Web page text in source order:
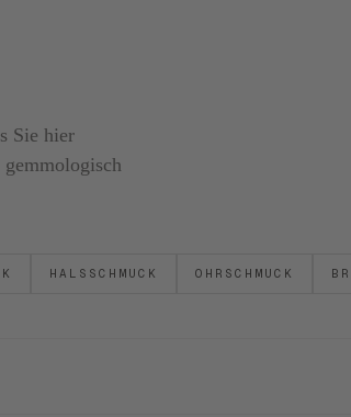
Sie hier
HALSSCHMUCK OHRSCHMUCK